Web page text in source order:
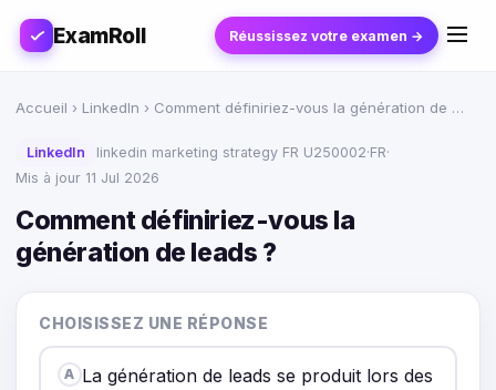
ExamRoll Réussissez votre examen →
Accueil › LinkedIn › Comment définiriez-vous la génération de …
LinkedIn linkedin marketing strategy FR U250002·FR·
Mis à jour 11 Jul 2026
Comment définiriez-vous la
génération de leads ?
CHOISISSEZ UNE RÉPONSE
A La génération de leads se produit lors des